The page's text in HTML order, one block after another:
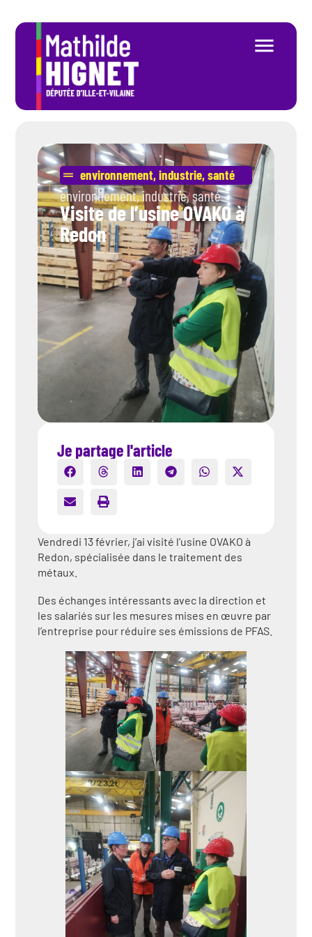
environnement,industrie,santé
environnement,industrie,santé
Visite de l’usine OVAKO à
Redon
Je partage l'article
Vendredi 13 février, j’ai visité l’usine OVAKO à
Redon, spécialisée dans le traitement des
métaux.
Des échanges intéressants avec la direction et
les salariés sur les mesures mises en œuvre par
l’entreprise pour réduire ses émissions de PFAS.